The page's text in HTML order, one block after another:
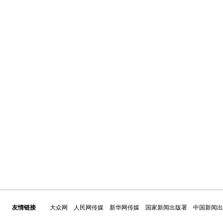
友情链接 大众网 人民网传媒 新华网传媒 国家新闻出版署
中国新闻